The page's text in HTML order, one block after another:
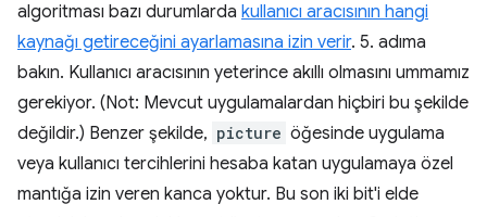
algoritması bazı durumlarda kullanıcı aracısının hangi
kaynağı getireceğini ayarlamasına izin verir. 5. adıma
bakın. Kullanıcı aracısının yeterince akıllı olmasını ummamız
gerekiyor. (Not: Mevcut uygulamalardan hiçbiri bu şekilde
değildir.) Benzer şekilde, picture öğesinde uygulama
veya kullanıcı tercihlerini hesaba katan uygulamaya özel
mantığa izin veren kanca yoktur. Bu son iki bit'i elde